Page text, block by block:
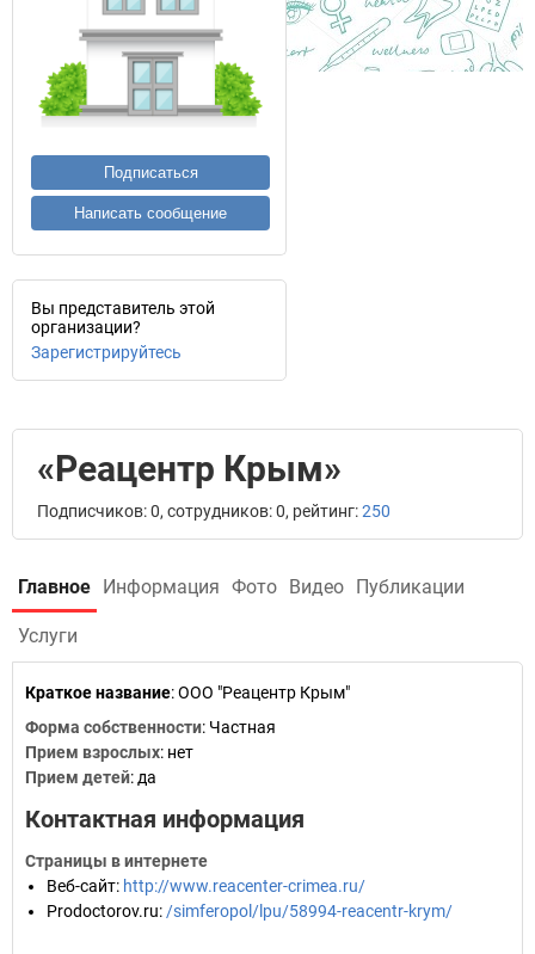
Подписаться
Написать сообщение
Вы представитель этой
организации?
Зарегистрируйтесь
«Реацентр Крым»
Подписчиков: 0, сотрудников: 0, рейтинг:250
Главное Информация Фото Видео Публикации
Услуги
Краткое название:ООО "Реацентр Крым"
Форма собственности: Частная
Прием взрослых: нет
Прием детей: да
Контактная информация
Страницы в интернете
Веб-сайт: http://www.reacenter-crimea.ru/
Prodoctorov.ru: /simferopol/lpu/58994-reacentr-krym/